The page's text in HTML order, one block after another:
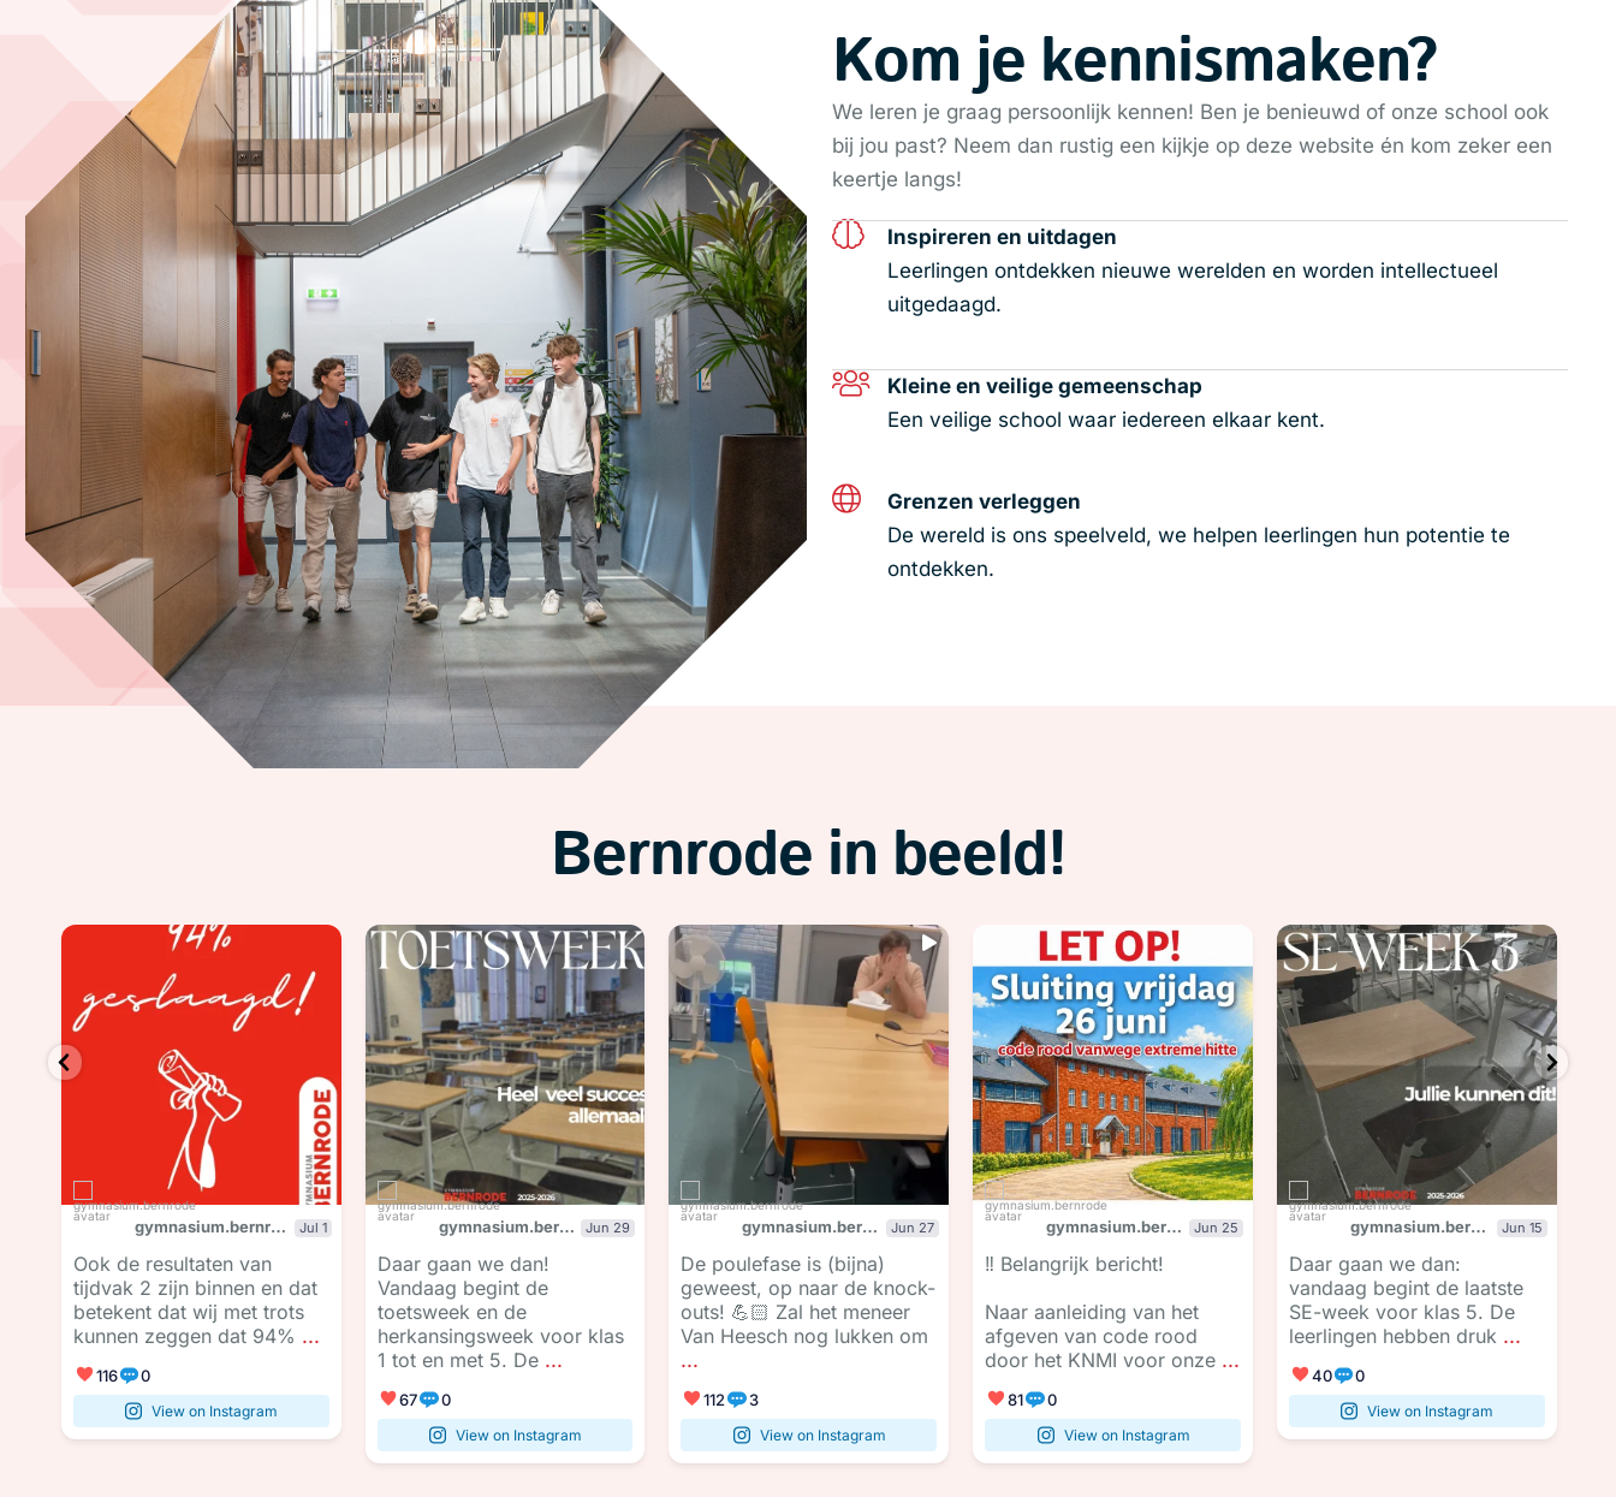
Kom je kennismaken?
We leren je graag persoonlijk kennen! Ben je benieuwd of onze school ook
bij jou past? Neem dan rustig een kijkje op deze website én kom zeker een
keertje langs!
Inspireren en uitdagen
Leerlingen ontdekken nieuwe werelden en worden intellectueel
uitgedaagd.
Kleine en veilige gemeenschap
Een veilige school waar iedereen elkaar kent.
Grenzen verleggen
De wereld is ons speelveld, we helpen leerlingen hun potentie te
ontdekken.
Bernrode in beeld!
gymnasium.bernrode Jul 1
Ook de resultaten van
tijdvak 2 zijn binnen en dat
betekent dat wij met trots
kunnen zeggen dat 94% ...
116 0
View on Instagram
gymnasium.bernrode Jun 29
Daar gaan we dan!
Vandaag begint de
toetsweek en de
herkansingsweek voor klas
1 tot en met 5. De ...
67 0
View on Instagram
gymnasium.bernrode Jun 27
De poulefase is (bijna)
geweest, op naar de knock-
outs! 💪🏻 Zal het meneer
Van Heesch nog lukken om
...
112 3
View on Instagram
gymnasium.bernrode Jun 25
‼️ Belangrijk bericht!
Naar aanleiding van het
afgeven van code rood
door het KNMI voor onze ...
81 0
View on Instagram
gymnasium.bernrode Jun 15
Daar gaan we dan:
vandaag begint de laatste
SE-week voor klas 5. De
leerlingen hebben druk ...
40 0
View on Instagram